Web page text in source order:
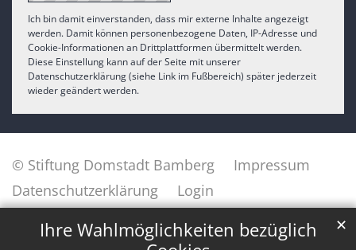
Ihre Wahlmöglichkeiten bezüglich
✕
Ich bin damit einverstanden, dass mir externe Inhalte angezeigt
werden. Damit können personenbezogene Daten, IP-Adresse und
Cookie-Informationen an Drittplattformen übermittelt werden.
Diese Einstellung kann auf der Seite mit unserer
Datenschutzerklärung (siehe Link im Fußbereich) später jederzeit
wieder geändert werden.
© Stiftung Domstadt Bamberg
Impressum
Datenschutzerklärung
Login